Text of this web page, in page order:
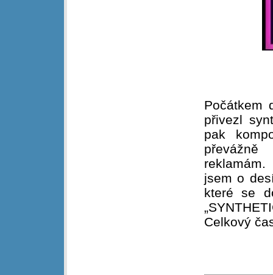
Počátkem
přivezl
pak
jsem o
které se
Celkový